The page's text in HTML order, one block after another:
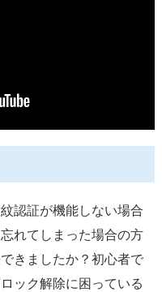
認証が機能しない場合
れてしまった場合の方
きましたか？初心者で
ック解除に困っている